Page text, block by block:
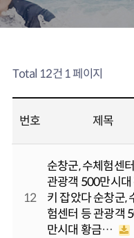
Total 12건 1 페이지
번호 제목
12
순창군, 수체험센
관광객 500만시대
키 잡았다 순창군,
험센터 등 관광객
만시대 황금…